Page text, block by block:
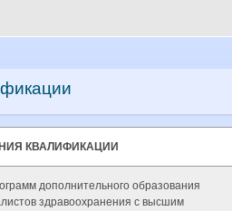
КВАЛИФИКАЦИИ
дополнительного образования
здравоохранения с высшим